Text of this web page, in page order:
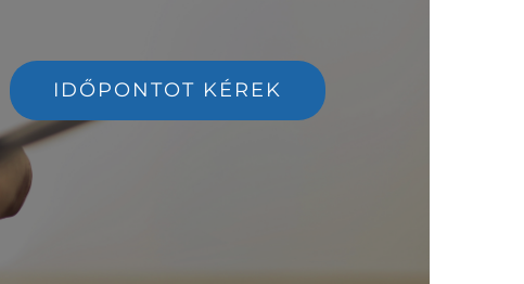
IDŐPONTOT KÉREK